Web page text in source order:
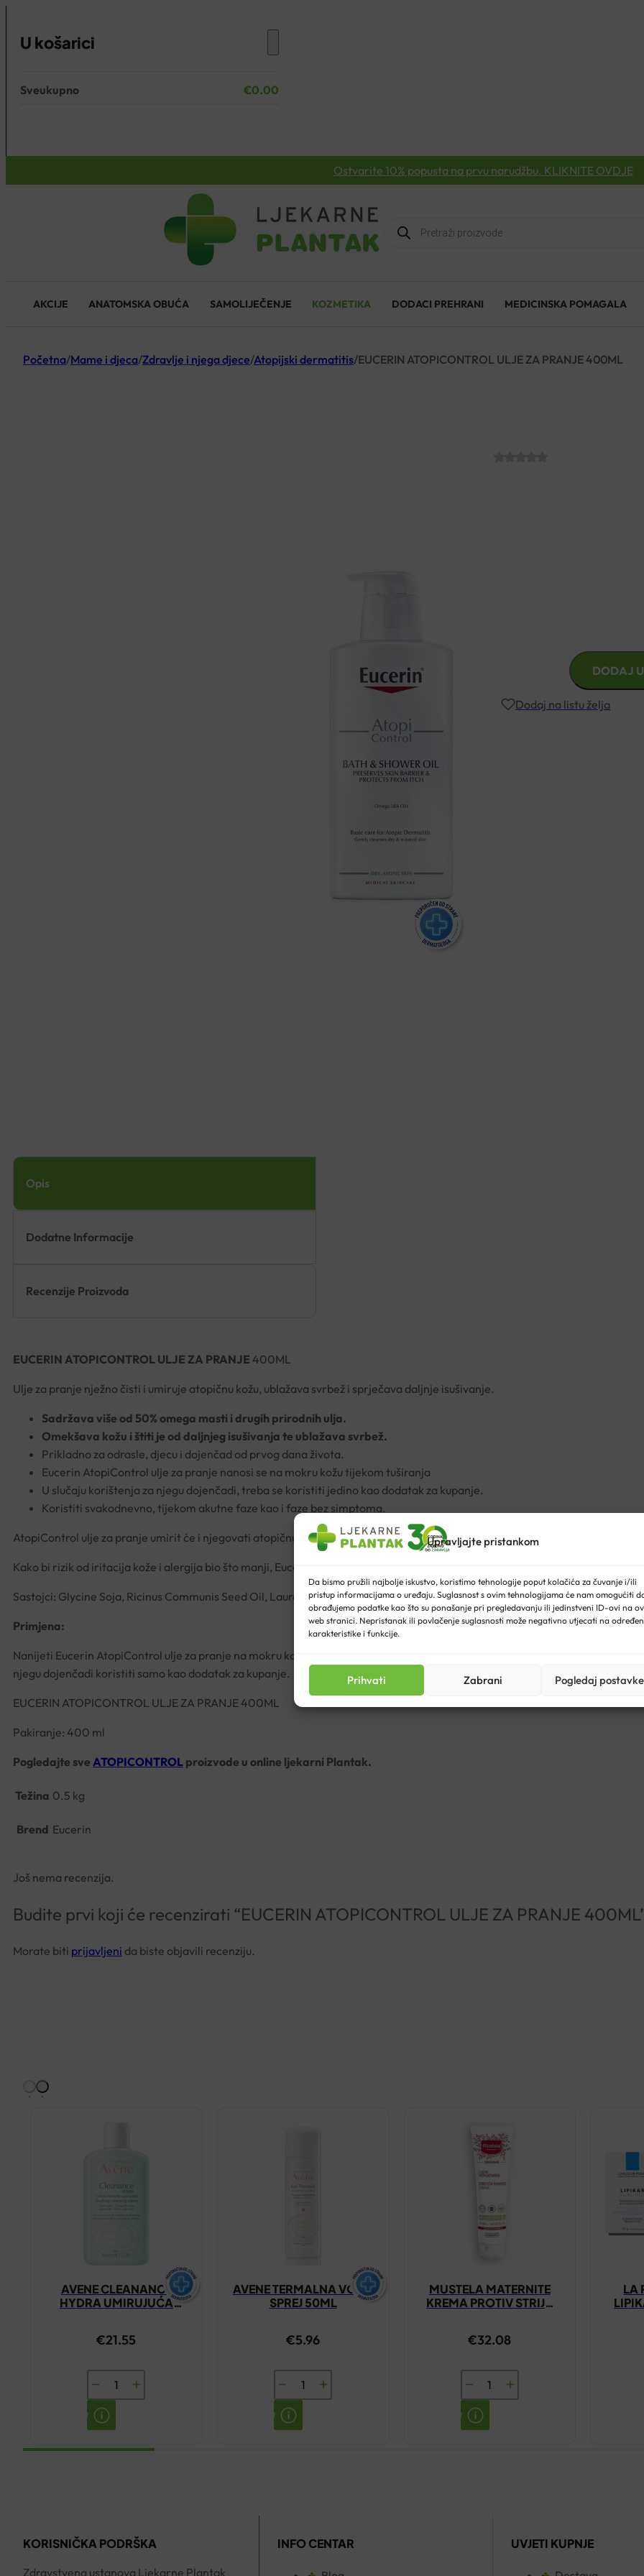
Upravljajte pristankom
Da bismo pružili najbolje iskustvo, koristimo tehnologije poput kolačića za čuvanje i/ili
pristup informacijama o uređaju. Suglasnost s ovim tehnologijama će nam omogućiti
obrađujemo podatke kao što su ponašanje pri pregledavanju ili jedinstveni ID-ovi na
web stranici. Nepristanak ili povlačenje suglasnosti može negativno utjecati na
karakteristike i funkcije.
Prihvati Zabrani Pogledaj postavke
U košarici
Nema proizvoda u košarici.
Sveukupno €0.00
Ostvarite 10% popusta na prvu narudžbu. KLIKNITE OVDJE
Products
search
AKCIJE ANATOMSKA OBUĆA SAMOLIJEČENJE KOZMETIKA DODACI PREHRANI MEDICINSKA POMAGALA
Početna/Mame i djeca/Zdravlje i njega djece/Atopijski dermatitis/EUCERIN ATOPICONTROL ULJE ZA PRANJE 400ML
EUCERIN
Ulje za tuširanje i kupanje s
Obnavlja zaštitni
ATOPICONTROL
ULJE
DODAJ
Dodaj na listu želja
Opis
Dodatne Informacije
Recenzije Proizvoda
EUCERIN ATOPICONTROL ULJE ZA PRANJE 400ML
Ulje za pranje nježno čisti i umiruje atopičnu kožu, ublažava svrbež i sprječava daljnje isušivanje.
Sadržava više od 50% omega masti i drugih prirodnih ulja.
Omekšava kožu i štiti je od daljnjeg isušivanja te ublažava svrbež.
Prikladno za odrasle, djecu i dojenčad od prvog dana života.
Eucerin AtopiControl ulje za pranje nanosi se na mokru kožu tijekom tuširanja
U slučaju korištenja za njegu dojenčadi, treba se koristiti jedino kao dodatak za kupanje.
Koristiti svakodnevno, tijekom akutne faze kao i faze bez simptoma.
AtopiControl ulje za pranje umirit će i njegovati atopičnu kožu djeteta.
Kako bi rizik od iritacija kože i alergija bio što manji, Eucerin AtopiControl ulje za pranje ne sadržava mirise, boje ni
Sastojci: Glycine Soja, Ricinus Communis Seed Oil, Laureth-4, MIPA-Laureth Sulfate, Poloxamer 101, Laureth-9, Propylene
Primjena:
Nanijeti Eucerin AtopiControl ulje za pranje na mokru kožu. Nježno umasirati i zatim dobro isprati. Lagano tapkanjem
njegu dojenčadi koristiti samo kao dodatak za kupanje.
EUCERIN ATOPICONTROL ULJE ZA PRANJE 400ML
Pakiranje: 400 ml
Pogledajte sve ATOPICONTROL proizvode u online ljekarni Plantak.
Težina 0.5 kg
Brend Eucerin
Još nema recenzija.
Budite prvi koji će recenzirati “EUCERIN ATOPICONTROL ULJE ZA PRANJE
Morate biti prijavljeni da biste objavili recenziju.
AVENE CLEANANCE
HYDRA UMIRUJUĆA
€21.55
AVENE
CLEANANCE
HYDRA
UMIRUJUĆA
AVENE TERMALNA VODA
SPREJ 50ML
€5.96
AVENE
TERMALNA
VODA
MUSTELA MATERNITE
KREMA PROTIV STRIJA
€32.08
MUSTELA
MATERNITE
KREMA
LA
KORISNIČKA PODRŠKA
Zdravstvena ustanova Ljekarne Plantak
INFO CENTAR UVJETI KUPNJE